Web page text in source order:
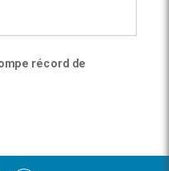
récord de